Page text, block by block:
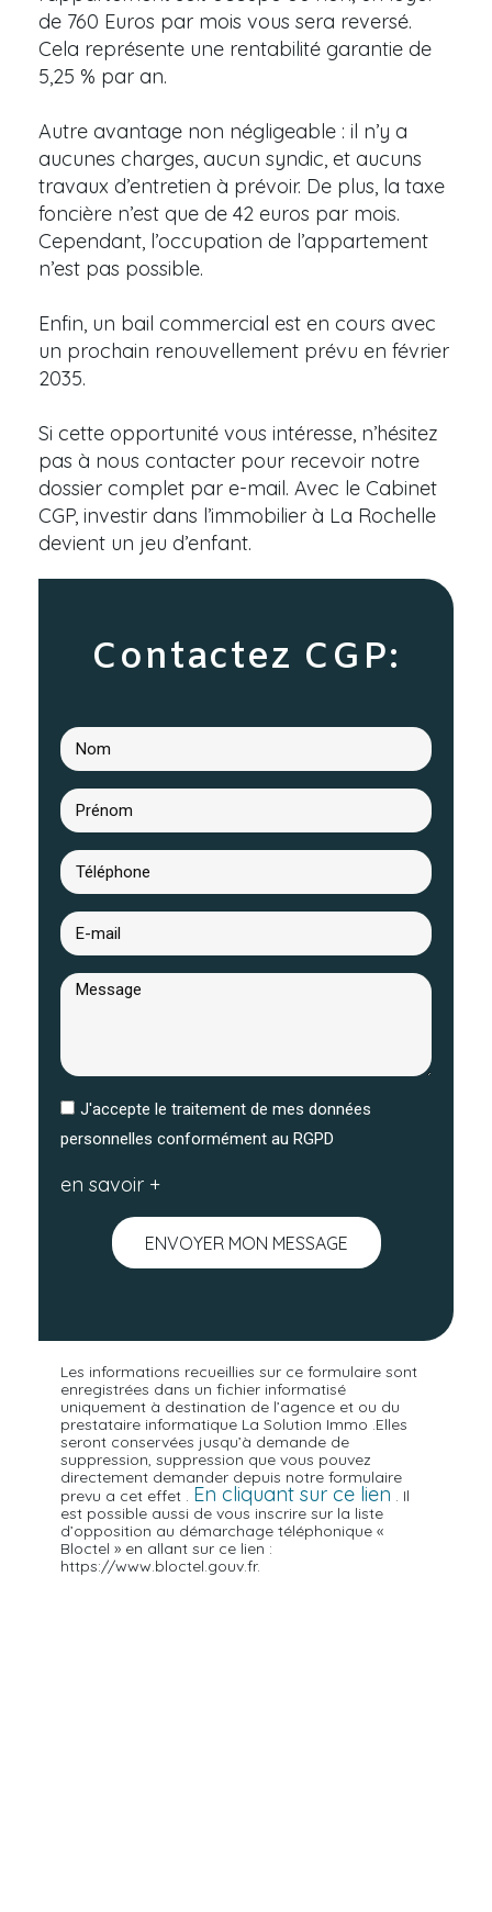
de 760 Euros par mois vous sera reversé.
Cela représente une rentabilité garantie de
5,25 % par an.
Autre avantage non négligeable : il n’y a
aucunes charges, aucun syndic, et aucuns
travaux d’entretien à prévoir. De plus, la taxe
foncière n’est que de 42 euros par mois.
Cependant, l’occupation de l’appartement
n’est pas possible.
Enfin, un bail commercial est en cours avec
un prochain renouvellement prévu en février
2035.
Si cette opportunité vous intéresse, n’hésitez
pas à nous contacter pour recevoir notre
dossier complet par e-mail. Avec le Cabinet
CGP, investir dans l’immobilier à La Rochelle
devient un jeu d’enfant.
Contactez CGP:
J'accepte le traitement de mes données
personnelles conformément au RGPD
en savoir +
ENVOYER MON MESSAGE
Les informations recueillies sur ce formulaire sont
enregistrées dans un fichier informatisé
uniquement à destination de l’agence et ou du
prestataire informatique La Solution Immo .Elles
seront conservées jusqu’à demande de
suppression, suppression que vous pouvez
directement demander depuis notre formulaire
prevu a cet effet . En cliquant sur ce lien . Il
est possible aussi de vous inscrire sur la liste
d’opposition au démarchage téléphonique «
Bloctel » en allant sur ce lien :
https://www.bloctel.gouv.fr.